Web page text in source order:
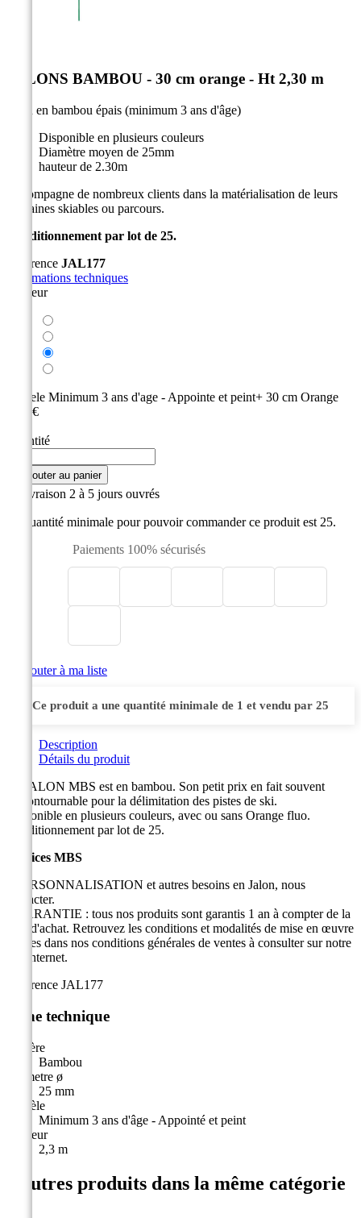
JALONS BAMBOU - 30 cm orange - Ht 2,30 m
Jalon en bambou épais (minimum 3 ans d'âge)
Disponible en plusieurs couleurs
Diamètre moyen de 25mm
hauteur de 2.30m
Accompagne de nombreux clients dans la matérialisation de leurs
domaines skiables ou parcours.
Conditionnement par lot de 25.
Référence JAL177
Informations techniques
Couleur
Modele Minimum 3 ans d'age - Appointe et peint+ 30 cm Orange
2,50 €
Quantité
Ajouter au panier
Livraison 2 à 5 jours ouvrés
La quantité minimale pour pouvoir commander ce produit est 25.
Paiements 100% sécurisés
Ajouter à ma liste
Ce produit a une quantité minimale de 1 et vendu par 25
Description
Détails du produit
Le JALON MBS est en bambou. Son petit prix en fait souvent
l'incontournable pour la délimitation des pistes de ski.
Disponible en plusieurs couleurs, avec ou sans Orange fluo.
Conditionnement par lot de 25.
Services MBS
• PERSONNALISATION et autres besoins en Jalon, nous
contacter.
• GARANTIE : tous nos produits sont garantis 1 an à compter de la
date d'achat. Retrouvez les conditions et modalités de mise en œuvre
légales dans nos conditions générales de ventes à consulter sur notre
site internet.
Référence JAL177
Fiche technique
Matière
Bambou
Diametre ø
25 mm
Modèle
Minimum 3 ans d'âge - Appointé et peint
Hauteur
2,3 m
4 autres produits dans la même catégorie